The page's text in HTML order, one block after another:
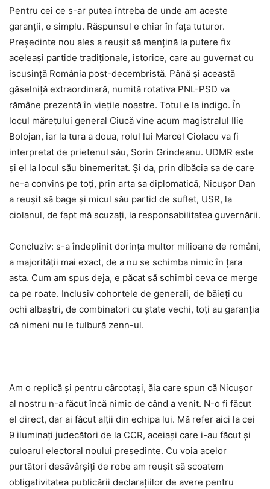
Pentru cei ce s-ar putea întreba de unde am aceste
garanții, e simplu. Răspunsul e chiar în fața tuturor.
Președinte nou ales a reușit să mențină la putere fix
aceleași partide tradiționale, istorice, care au guvernat cu
iscusință România post-decembristă. Până și această
găselniță extraordinară, numită rotativa PNL-PSD va
rămâne prezentă în viețile noastre. Totul e la indigo. În
locul mărețului general Ciucă vine acum magistralul Ilie
Bolojan, iar la tura a doua, rolul lui Marcel Ciolacu va fi
interpretat de prietenul său, Sorin Grindeanu. UDMR este
și el la locul său binemeritat. Și da, prin dibăcia sa de care
ne-a convins pe toți, prin arta sa diplomatică, Nicușor Dan
a reușit să bage și micul său partid de suflet, USR, la
ciolanul, de fapt mă scuzați, la responsabilitatea guvernării.
Concluziv: s-a îndeplinit dorința multor milioane de români,
a majorității mai exact, de a nu se schimba nimic în țara
asta. Cum am spus deja, e păcat să schimbi ceva ce merge
ca pe roate. Inclusiv cohortele de generali, de băieți cu
ochi albaștri, de combinatori cu ștate vechi, toți au garanția
că nimeni nu le tulbură zenn-ul.
Am o replică și pentru cârcotași, ăia care spun că Nicușor
al nostru n-a făcut încă nimic de când a venit. N-o fi făcut
el direct, dar ai făcut alții din echipa lui. Mă refer aici la cei
9 iluminați judecători de la CCR, aceiași care i-au făcut și
culoarul electoral noului președinte. Cu voia acelor
purtători desăvârșiți de robe am reușit să scoatem
obligativitatea publicării declarațiilor de avere pentru